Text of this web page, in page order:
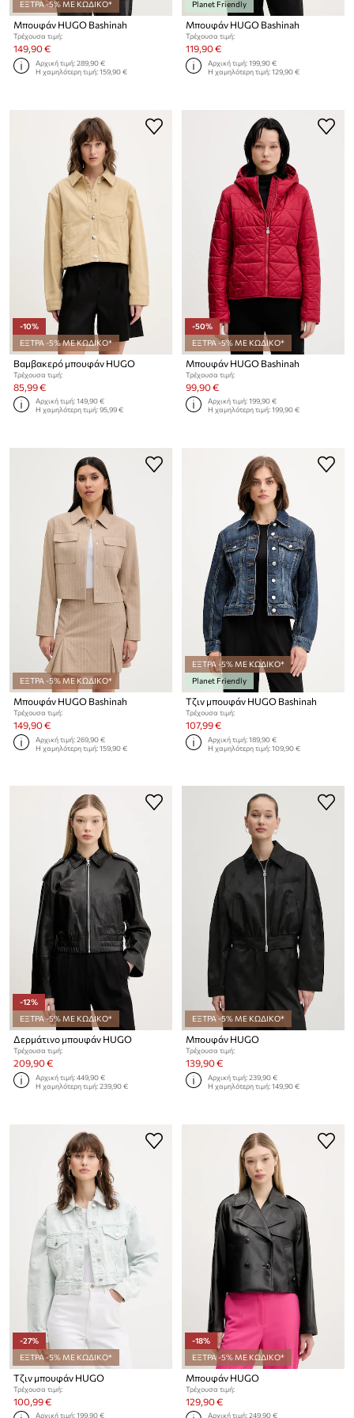
ΕΞΤΡΑ -5% ΜΕ ΚΩΔΙΚΟ*
Μπουφάν HUGO Bashinah
Τρέχουσα τιμή:
149,90 €
Αρχική τιμή:289,90 €
Η χαμηλότερη τιμή:159,90 €
Planet Friendly
Μπουφάν HUGO Bashinah
Τρέχουσα τιμή:
119,90 €
Αρχική τιμή:199,90 €
Η χαμηλότερη τιμή:129,90 €
-10%
ΕΞΤΡΑ -5% ΜΕ ΚΩΔΙΚΟ*
Βαμβακερό μπουφάν HUGO
Τρέχουσα τιμή:
85,99 €
Αρχική τιμή:149,90 €
Η χαμηλότερη τιμή:95,99 €
-50%
ΕΞΤΡΑ -5% ΜΕ ΚΩΔΙΚΟ*
Μπουφάν HUGO Bashinah
Τρέχουσα τιμή:
99,90 €
Αρχική τιμή:199,90 €
Η χαμηλότερη τιμή:199,90 €
ΕΞΤΡΑ -5% ΜΕ ΚΩΔΙΚΟ*
Μπουφάν HUGO Bashinah
Τρέχουσα τιμή:
149,90 €
Αρχική τιμή:269,90 €
Η χαμηλότερη τιμή:159,90 €
ΕΞΤΡΑ -5% ΜΕ ΚΩΔΙΚΟ*
Planet Friendly
Τζιν μπουφάν HUGO Bashinah
Τρέχουσα τιμή:
107,99 €
Αρχική τιμή:189,90 €
Η χαμηλότερη τιμή:109,90 €
-12%
ΕΞΤΡΑ -5% ΜΕ ΚΩΔΙΚΟ*
Δερμάτινο μπουφάν HUGO
Τρέχουσα τιμή:
209,90 €
Αρχική τιμή:449,90 €
Η χαμηλότερη τιμή:239,90 €
ΕΞΤΡΑ -5% ΜΕ ΚΩΔΙΚΟ*
Μπουφάν HUGO
Τρέχουσα τιμή:
139,90 €
Αρχική τιμή:239,90 €
Η χαμηλότερη τιμή:149,90 €
-27%
ΕΞΤΡΑ -5% ΜΕ ΚΩΔΙΚΟ*
Τζιν μπουφάν HUGO
Τρέχουσα τιμή:
100,99 €
Αρχική τιμή:199,90 €
-18%
ΕΞΤΡΑ -5% ΜΕ ΚΩΔΙΚΟ*
Μπουφάν HUGO
Τρέχουσα τιμή:
129,90 €
Αρχική τιμή:249,90 €